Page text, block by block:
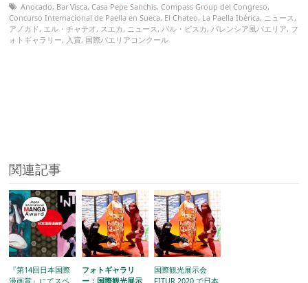
Anocado, Bar Visca,Casa Pepe Sanchis,Compass Group del Congreso,
Concurso Internacional de Paella en Sueca, El Chateo, La Paella Ibérica, ニュース,
アノカド, エル・チャテオ, スエカ, ニュース,バル・ビスカ,バレンシア風パエリア, フ
ォトギャラリー, 入賞, 国際パエリアコンクール
関連記事
『第14回日本国際
漫画賞』にてスペ
フォトギャラリ
ー：国際観光展示
国際観光展示会
FITUR 2020 で日本